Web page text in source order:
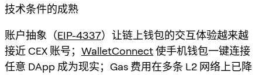
技术条件的成熟
账户抽象（EIP-4337）让链上钱包的交互体验越来越
接近 CEX 账号； WalletConnect使手机钱包一键连接
任意 DApp 成为现实；Gas 费用在多条 L2 网络上已降